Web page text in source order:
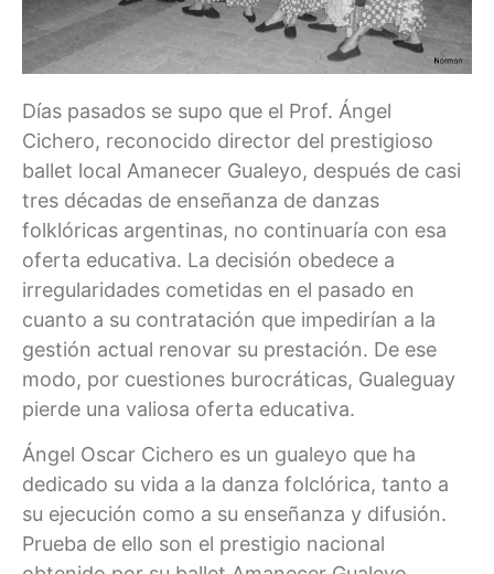
Días pasados se supo que el Prof. Ángel
Cichero, reconocido director del prestigioso
ballet local Amanecer Gualeyo, después de casi
tres décadas de enseñanza de danzas
folklóricas argentinas, no continuaría con esa
oferta educativa. La decisión obedece a
irregularidades cometidas en el pasado en
cuanto a su contratación que impedirían a la
gestión actual renovar su prestación. De ese
modo, por cuestiones burocráticas, Gualeguay
pierde una valiosa oferta educativa.
Ángel Oscar Cichero es un gualeyo que ha
dedicado su vida a la danza folclórica, tanto a
su ejecución como a su enseñanza y difusión.
Prueba de ello son el prestigio nacional